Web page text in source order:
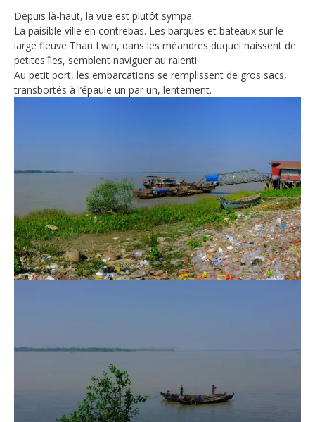
Depuis là-haut, la vue est plutôt sympa.
La paisible ville en contrebas. Les barques et bateaux sur le
large fleuve Than Lwin, dans les méandres duquel naissent de
petites îles, semblent naviguer au ralenti.
Au petit port, les embarcations se remplissent de gros sacs,
transbortés à l’épaule un par un, lentement.